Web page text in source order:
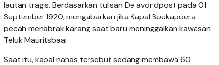
lautan tragis. Berdasarkan tulisan De avondpost pada 01
September 1920, mengabarkan jika Kapal Soekapoera
pecah menabrak karang saat baru meninggalkan kawasan
Teluk Mauritsbaai.
Saat itu, kapal nahas tersebut sedang membawa 60